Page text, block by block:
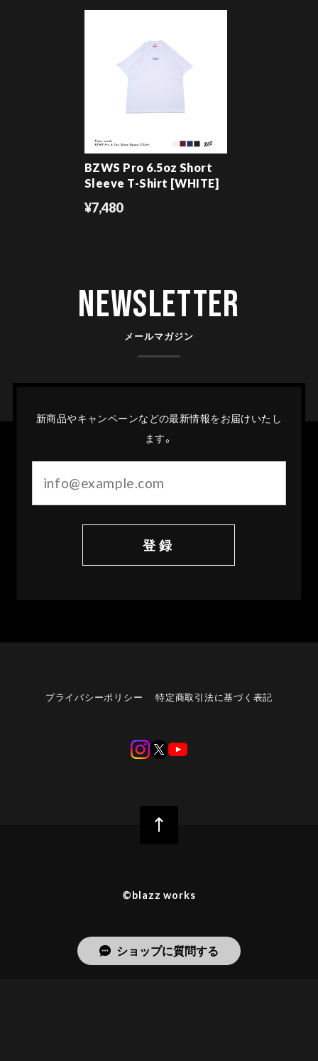
BZWS Pro 6.5oz Short
Sleeve T-Shirt [WHITE]
¥7,480
Newsletter
メールマガジン
新商品やキャンペーンなどの最新情報をお届けいたし
ます。
登録
プライバシーポリシー 特定商取引法に基づく表記
©︎blazz works
ショップに質問する